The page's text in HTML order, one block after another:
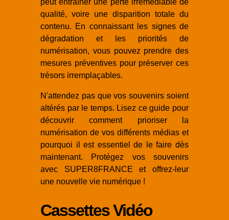
peut entraîner une perte irrémédiable de
qualité, voire une disparition totale du
contenu. En connaissant les signes de
dégradation et les priorités de
numérisation, vous pouvez prendre des
mesures préventives pour préserver ces
trésors irremplaçables.
N'attendez pas que vos souvenirs soient
altérés par le temps. Lisez ce guide pour
découvrir comment prioriser la
numérisation de vos différents médias et
pourquoi il est essentiel de le faire dès
maintenant. Protégez vos souvenirs
avec SUPER8FRANCE et offrez-leur
une nouvelle vie numérique !
Cassettes Vidéo